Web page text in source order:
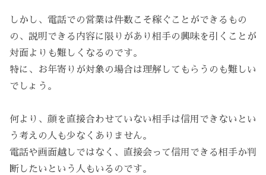
しかし、電話での営業は件数こそ稼ぐことができるもの
の、説明できる内容に限りがあり相手の興味を引くことが
対面よりも難しくなるのです。
特に、お年寄りが対象の場合は理解してもらうのも難しい
でしょう。
何より、顔を直接合わせていない相手は信用できないとい
う考えの人も少なくありません。
電話や画面越しではなく、直接会って信用できる相手か判
断したいという人もいるのです。